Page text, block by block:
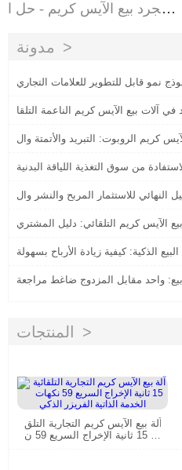
مجرد بيع الآيس كريم - حل ا
مدونة
نمو قابل للتطوير للعلامات التجاري
في آلات بيع الآيس كريم الناعمة التلقا
كريم الروبوت: التبريد والأتمتة وال
من سوق التغذية اللياقة البدنية
كريم 2025: الدليل النهائي للاستثمار المربح والنشر وال
الآيس كريم التلقائي: دليل المشتري
البيع الذكية: كيفية زيادة الأرباح بسهولة
بيع: واحد مقابل المزدوج ضاغط مراجعة
المنتجات
آلة بيع الآيس كريم التجارية التلق
ائية 15 ثانية الإخراج السريع 59 ن